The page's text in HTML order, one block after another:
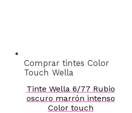
Comprar tintes Color
Touch Wella
Tinte Wella 6/77 Rubio
oscuro marrón intenso
Color touch